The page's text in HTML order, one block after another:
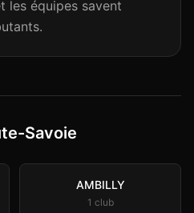
les équipes savent
Savoie
AMBILLY
1 club